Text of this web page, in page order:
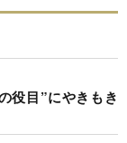
役目”にやきもき